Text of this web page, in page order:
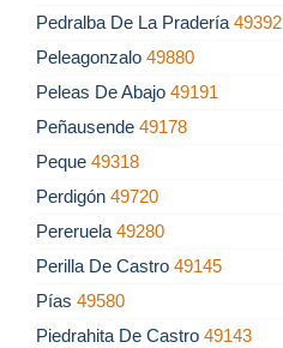
Pedralba De La Pradería 49392
Peleagonzalo 49880
Peleas De Abajo 49191
Peñausende 49178
Peque 49318
Perdigón 49720
Pereruela 49280
Perilla De Castro 49145
Pías 49580
Piedrahita De Castro 49143